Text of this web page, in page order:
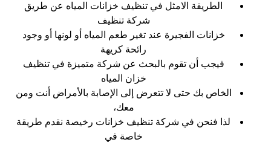
الطريقة الامثل في تنظيف خزانات المياه عن طريق
شركة تنظيف
خزانات الفجيرة عند تغير طعم المياه أو لونها أو وجود
رائحة كريهة
فيجب أن تقوم بالبحث عن شركة متميزة في تنظيف
خزان المياه
الخاص بك حتى لا تتعرض إلى الإصابة بالأمراض أنت ومن
معك،
لذا فنحن في شركة تنظيف خزانات رخيصة نقدم طريقة
خاصة في